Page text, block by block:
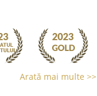
Arată mai multe >>